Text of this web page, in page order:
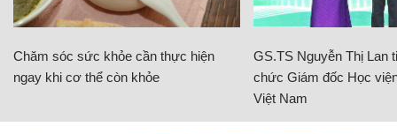
Chăm sóc sức khỏe cần thực hiện
ngay khi cơ thể còn khỏe
GS.TS Nguyễn Thị Lan
chức Giám đốc Học
Việt Nam